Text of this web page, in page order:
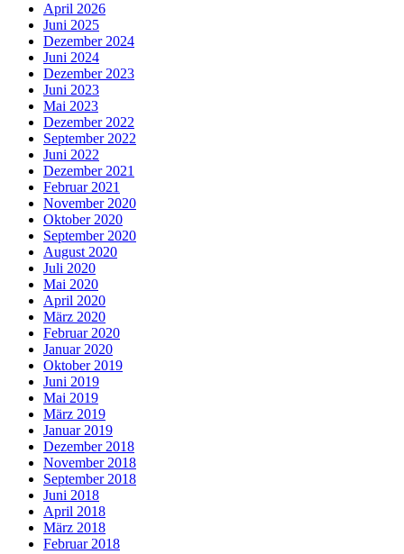
April 2026
Juni 2025
Dezember 2024
Juni 2024
Dezember 2023
Juni 2023
Mai 2023
Dezember 2022
September 2022
Juni 2022
Dezember 2021
Februar 2021
November 2020
Oktober 2020
September 2020
August 2020
Juli 2020
Mai 2020
April 2020
März 2020
Februar 2020
Januar 2020
Oktober 2019
Juni 2019
Mai 2019
März 2019
Januar 2019
Dezember 2018
November 2018
September 2018
Juni 2018
April 2018
März 2018
Februar 2018